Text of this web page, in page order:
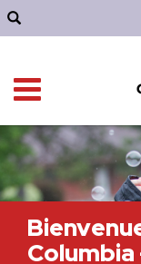
Columbia